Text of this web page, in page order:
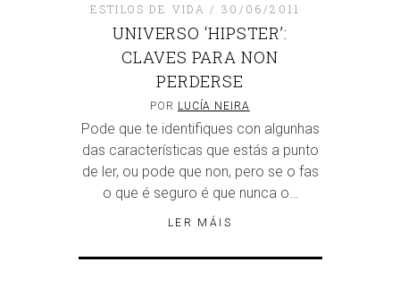
ESTILOS DE VIDA 30/06/2011
UNIVERSO ‘HIPSTER’:
CLAVES PARA NON
PERDERSE
POR LUCÍA NEIRA
Pode que te identifiques con algunhas
das características que estás a punto
de ler, ou pode que non, pero se o fas
o que é seguro é que nunca o…
LER MÁIS